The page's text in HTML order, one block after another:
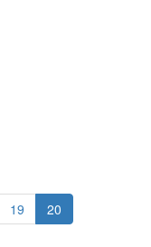
19 20